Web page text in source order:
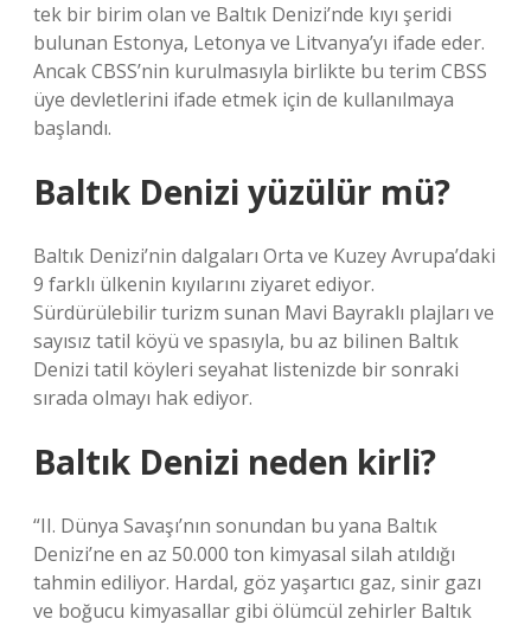
tek bir birim olan ve Baltık Denizi’nde kıyı şeridi
bulunan Estonya, Letonya ve Litvanya’yı ifade eder.
Ancak CBSS’nin kurulmasıyla birlikte bu terim CBSS
üye devletlerini ifade etmek için de kullanılmaya
başlandı.
Baltık Denizi yüzülür mü?
Baltık Denizi’nin dalgaları Orta ve Kuzey Avrupa’daki
9 farklı ülkenin kıyılarını ziyaret ediyor.
Sürdürülebilir turizm sunan Mavi Bayraklı plajları ve
sayısız tatil köyü ve spasıyla, bu az bilinen Baltık
Denizi tatil köyleri seyahat listenizde bir sonraki
sırada olmayı hak ediyor.
Baltık Denizi neden kirli?
“II. Dünya Savaşı’nın sonundan bu yana Baltık
Denizi’ne en az 50.000 ton kimyasal silah atıldığı
tahmin ediliyor. Hardal, göz yaşartıcı gaz, sinir gazı
ve boğucu kimyasallar gibi ölümcül zehirler Baltık